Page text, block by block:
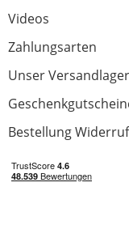
Videos
Zahlungsarten
Unser Versandlager
Bestellung